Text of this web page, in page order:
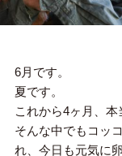
6月です。
夏です。
これから4ヶ月、本
そんな中でもコッ
れ、今日も元気に